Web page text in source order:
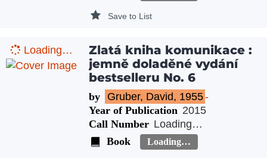
Save to List
Loading…
Zlatá kniha komunikace :
jemně doladěné vydání
bestselleru No. 6
by Gruber, David, 1955-
Year of Publication 2015
Call Number Loading…
Book
Loading…